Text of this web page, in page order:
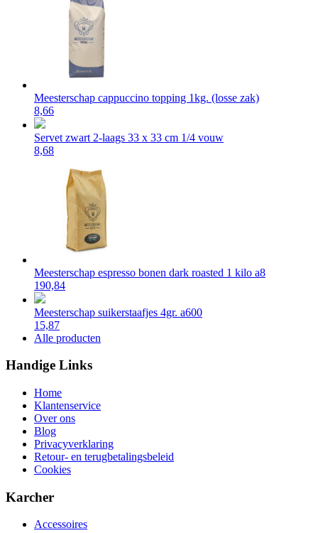
Meesterschap cappuccino topping 1kg. (losse zak)
8,66
Servet zwart 2-laags 33 x 33 cm 1/4 vouw
8,68
Meesterschap espresso bonen dark roasted 1 kilo a8
190,84
Meesterschap suikerstaafjes 4gr. a600
15,87
Alle producten
Handige Links
Home
Klantenservice
Over ons
Blog
Privacyverklaring
Retour- en terugbetalingsbeleid
Cookies
Karcher
Accessoires